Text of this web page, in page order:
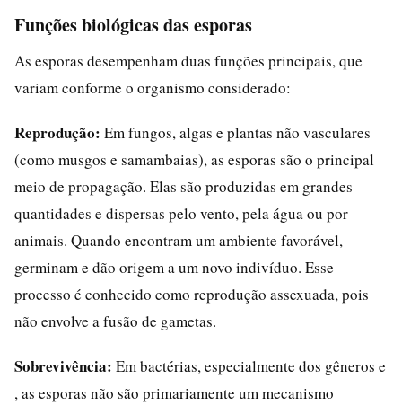
Funções biológicas das esporas
As esporas desempenham duas funções principais, que
variam conforme o organismo considerado:
Reprodução: Em fungos, algas e plantas não vasculares
(como musgos e samambaias), as esporas são o principal
meio de propagação. Elas são produzidas em grandes
quantidades e dispersas pelo vento, pela água ou por
animais. Quando encontram um ambiente favorável,
germinam e dão origem a um novo indivíduo. Esse
processo é conhecido como reprodução assexuada, pois
não envolve a fusão de gametas.
Sobrevivência: Em bactérias, especialmente dos gêneros e
, as esporas não são primariamente um mecanismo